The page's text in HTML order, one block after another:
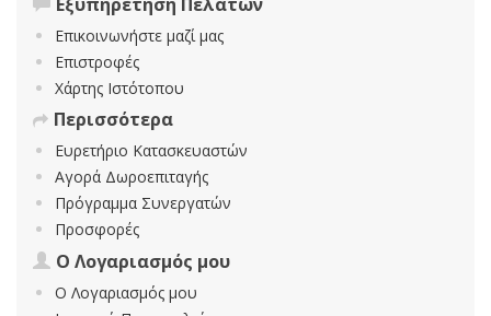
Εξυπηρέτηση Πελατών
Επικοινωνήστε μαζί μας
Επιστροφές
Χάρτης Ιστότοπου
Περισσότερα
Ευρετήριο Κατασκευαστών
Αγορά Δωροεπιταγής
Πρόγραμμα Συνεργατών
Προσφορές
Ο Λογαριασμός μου
Ο Λογαριασμός μου